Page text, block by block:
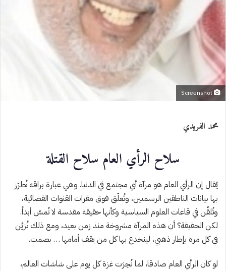
محمد الفريدي
سلاح الرأي العام سلاح القتلة
يُقال إن الرأي العام هو مرآة أي مجتمع في الدنيا. وهي عبارة براقة تُطرّز
بها بيانات الناطقين الرسميين، وتُعلّق فوق مقرات القنوات الفضائية،
وتُلقّن في قاعات العلوم السياسية وكأنها حقيقة مقدسة لا تُمسّ أبداً.
لكن الحقيقة؟ أن هذه المرآة مشروخة منذ زمن بعيد، ومع ذلك تُزيَّن
في كل مرة بإطار ذهبي، لينخدع بها كل من يقف أمامها … بصمت.
لو كان الرأي العام صادقا، لما نُحِرَت غزة كل يوم على شاشات العالم،